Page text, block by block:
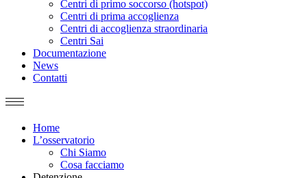
Centri di primo soccorso (hotspot)
Centri di prima accoglienza
Centri di accoglienza straordinaria
Centri Sai
Documentazione
News
Contatti
Home
L’osservatorio
Chi Siamo
Cosa facciamo